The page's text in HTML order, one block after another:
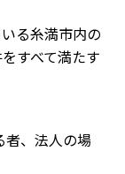
る糸満市内の
すべて満たす
者、法人の場